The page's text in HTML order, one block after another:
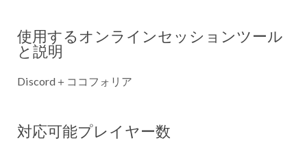
使用するオンラインセッションツール
と説明
Discord＋ココフォリア
対応可能プレイヤー数